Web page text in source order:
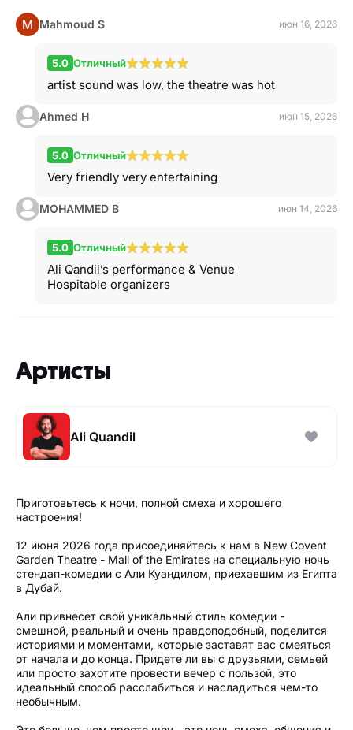
Mahmoud S июн 16, 2026
5.0 Отличный
artist sound was low, the theatre was hot
Ahmed H июн 15, 2026
5.0 Отличный
Very friendly very entertaining
MOHAMMED B июн 14, 2026
5.0 Отличный
Ali Qandil’s performance & Venue
Hospitable organizers
Артисты
Ali Quandil
Приготовьтесь к ночи, полной смеха и хорошего
настроения!
12 июня 2026 года присоединяйтесь к нам в New Covent
Garden Theatre - Mall of the Emirates на специальную ночь
стендап-комедии с Али Куандилом, приехавшим из Египта
в Дубай.
Али привнесет свой уникальный стиль комедии -
смешной, реальный и очень правдоподобный, поделится
историями и моментами, которые заставят вас смеяться
от начала и до конца. Придете ли вы с друзьями, семьей
или просто захотите провести вечер с пользой, это
идеальный способ расслабиться и насладиться чем-то
необычным.